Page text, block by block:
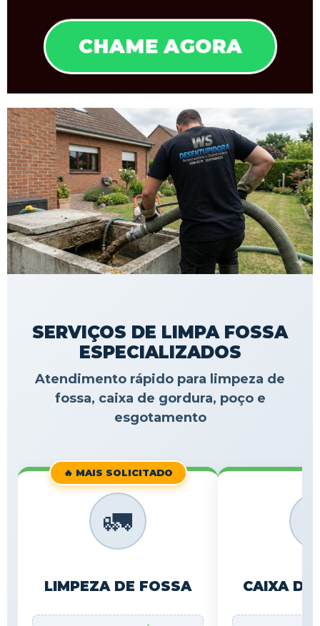
CHAME AGORA
SERVIÇOS DE LIMPA FOSSA
ESPECIALIZADOS
Atendimento rápido para limpeza de
fossa, caixa de gordura, poço e
esgotamento
🔥 MAIS SOLICITADO
🚛
LIMPEZA DE FOSSA CAIXA DE